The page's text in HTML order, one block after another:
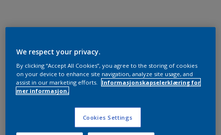
We respect your privacy.
By clicking “Accept All Cookies”, you agree to the storing of cookies
on your device to enhance site navigation, analyze site usage, and
assist in our marketing efforts.
Informasjonskapselerklæring for
mer informasjon.
Cookies Settings